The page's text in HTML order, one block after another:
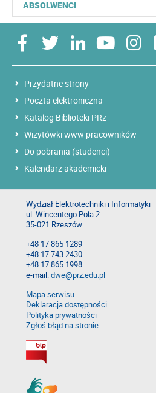
ABSOLWENCI
Przydatne strony
Poczta elektroniczna
Katalog Biblioteki PRz
Wizytówki www pracowników
Do pobrania (studenci)
Kalendarz akademicki
Wydział Elektrotechniki i Informatyki
ul. Wincentego Pola 2
35-021 Rzeszów
+48 17 865 1289
+48 17 743 2430
+48 17 865 1998
e-mail:dwe@prz.edu.pl
Mapa serwisu
Deklaracja dostępności
Polityka prywatności
Zgłoś błąd na stronie